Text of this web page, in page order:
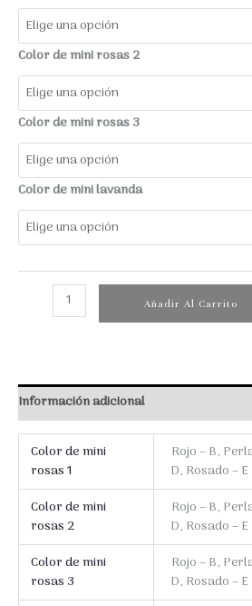
Color de mini rosas 2
Color de mini rosas 3
Color de mini lavanda
cantidad
Añadir Al Carrito
Información adicional
Color de mini
rosas 1
Rojo – B,
D, Rosado – E
Color de mini
rosas 2
Rojo – B,
D, Rosado – E
Color de mini
rosas 3
Rojo – B,
D, Rosado – E